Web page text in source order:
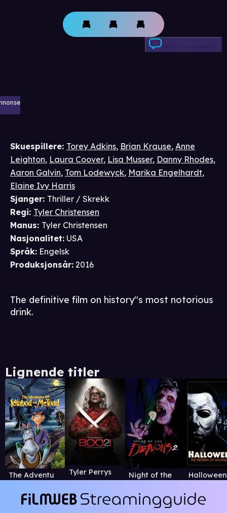
Skriv anmeldelse
Skuespillere: Torey Adkins, Brian Krause, Anne
Leighton, Laura Coover, Lisa Musser, Danny Rhodes,
Aaron Galvin, Tom Lodewyck, Marika Engelhardt,
Elaine Ivy Harris
Sjanger: Thriller / Skrekk
Regi: Tyler Christensen
Manus: Tyler Christensen
Nasjonalitet: USA
Språk: Engelsk
Produksjonsår: 2016
The definitive film on history''s most notorious
drink.
Lignende titler
The Adventures of Ichabod and Mr. Toad Tyler Perrys Boo 2! - A Madea Halloween Night of the Demons 2